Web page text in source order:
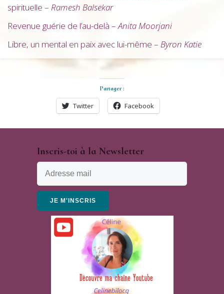
spirituelle – Ramesh Balsekar
Revenue guérie de l’au-delà –Anita Moorjani
Libre, un mental en paix avec lui-même – Byron Katie
Partager :
Twitter Facebook
Inscris-toi à la Newsletter
JE M'INSCRIS